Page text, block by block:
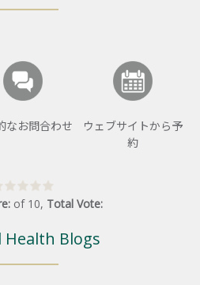
なお問合わせ
ウェブサイトから予
約
of 10, Total Vote:
Health Blogs